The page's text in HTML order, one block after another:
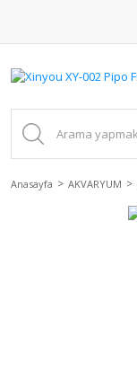
Anasayfa AKVARYUM